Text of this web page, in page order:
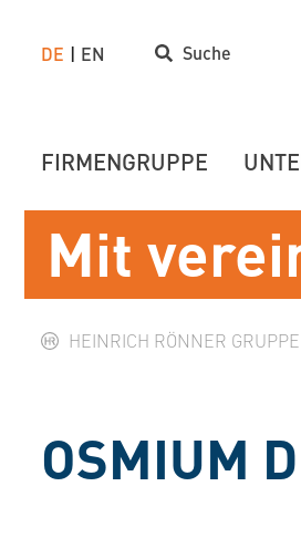
HEINRICH RÖNNER GRUPPE
OSMIUM
Mit
DE EN Suche
FIRMENGRUPPE